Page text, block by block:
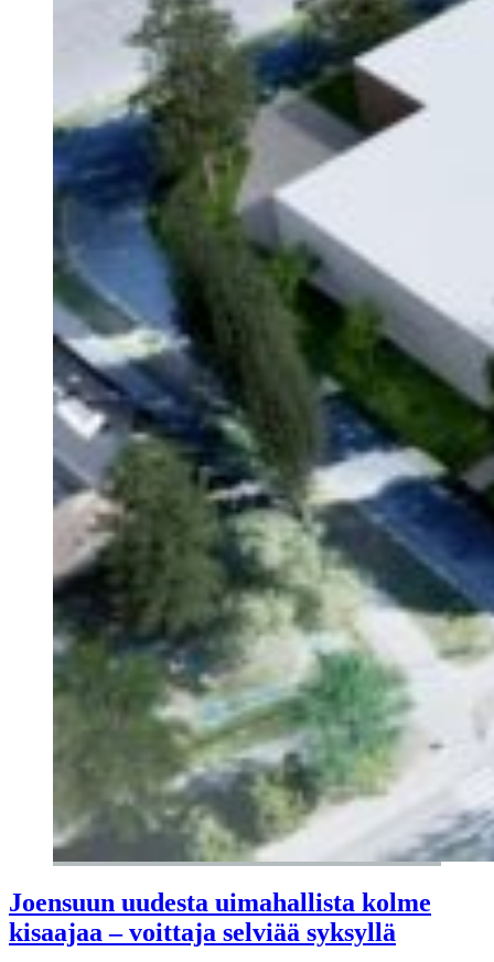
Joensuun uudesta uimahallista kolme
kisaajaa – voittaja selviää syksyllä